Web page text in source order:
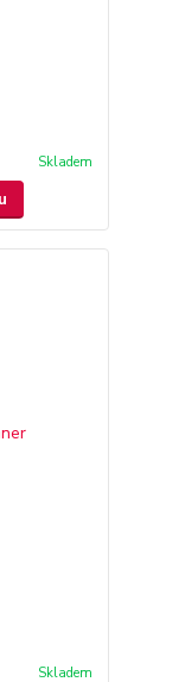
Skladem
Skladem